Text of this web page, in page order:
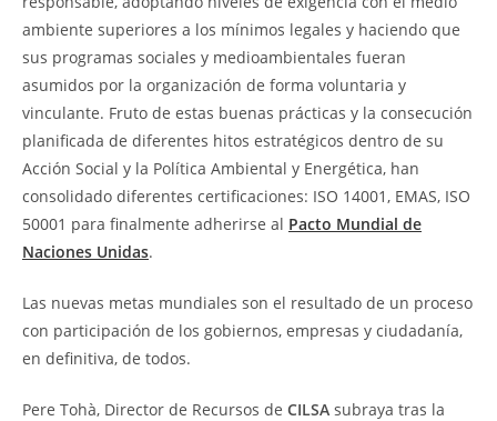
ambiente superiores a los mínimos legales y haciendo que
sus programas sociales y medioambientales fueran
asumidos por la organización de forma voluntaria y
vinculante. Fruto de estas buenas prácticas y la consecución
planificada de diferentes hitos estratégicos dentro de su
Acción Social y la Política Ambiental y Energética, han
consolidado diferentes certificaciones: ISO 14001, EMAS, ISO
50001 para finalmente adherirse al Pacto Mundial de
Naciones Unidas.
Las nuevas metas mundiales son el resultado de un proceso
con participación de los gobiernos, empresas y ciudadanía,
en definitiva, de todos.
Pere Tohà, Director de Recursos de CILSA subraya tras la